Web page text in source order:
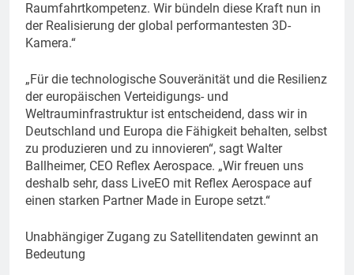
Raumfahrtkompetenz. Wir bündeln diese Kraft nun in
der Realisierung der global performantesten 3D-
Kamera.“
„Für die technologische Souveränität und die Resilienz
der europäischen Verteidigungs- und
Weltrauminfrastruktur ist entscheidend, dass wir in
Deutschland und Europa die Fähigkeit behalten, selbst
zu produzieren und zu innovieren“, sagt Walter
Ballheimer, CEO Reflex Aerospace. „Wir freuen uns
deshalb sehr, dass LiveEO mit Reflex Aerospace auf
einen starken Partner Made in Europe setzt.“
Unabhängiger Zugang zu Satellitendaten gewinnt an
Bedeutung